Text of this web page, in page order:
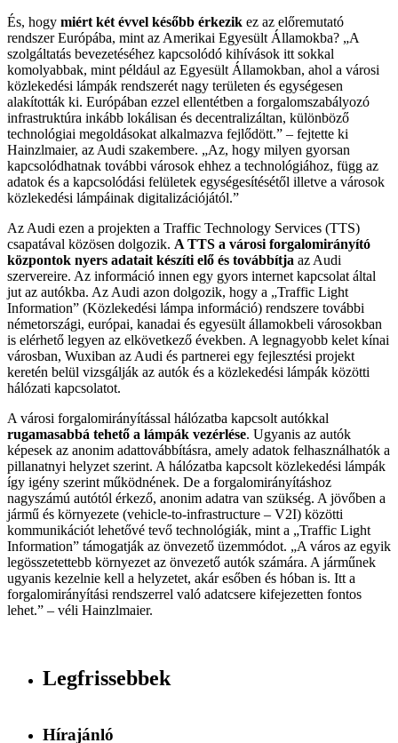
És, hogy miért két évvel később érkezik ez az előremutató
rendszer Európába, mint az Amerikai Egyesült Államokba? „A
szolgáltatás bevezetéséhez kapcsolódó kihívások itt sokkal
komolyabbak, mint például az Egyesült Államokban, ahol a városi
közlekedési lámpák rendszerét nagy területen és egységesen
alakították ki. Európában ezzel ellentétben a forgalomszabályozó
infrastruktúra inkább lokálisan és decentralizáltan, különböző
technológiai megoldásokat alkalmazva fejlődött.” – fejtette ki
Hainzlmaier, az Audi szakembere. „Az, hogy milyen gyorsan
kapcsolódhatnak további városok ehhez a technológiához, függ az
adatok és a kapcsolódási felületek egységesítésétől illetve a városok
közlekedési lámpáinak digitalizációjától.”
Az Audi ezen a projekten a Traffic Technology Services (TTS)
csapatával közösen dolgozik. A TTS a városi forgalomirányító
központok nyers adatait készíti elő és továbbítja az Audi
szervereire. Az információ innen egy gyors internet kapcsolat által
jut az autókba. Az Audi azon dolgozik, hogy a „Traffic Light
Information” (Közlekedési lámpa információ) rendszere további
németországi, európai, kanadai és egyesült államokbeli városokban
is elérhető legyen az elkövetkező években. A legnagyobb kelet kínai
városban, Wuxiban az Audi és partnerei egy fejlesztési projekt
keretén belül vizsgálják az autók és a közlekedési lámpák közötti
hálózati kapcsolatot.
A városi forgalomirányítással hálózatba kapcsolt autókkal
rugamasabbá tehető a lámpák vezérlése. Ugyanis az autók
képesek az anonim adattovábbításra, amely adatok felhasználhatók a
pillanatnyi helyzet szerint. A hálózatba kapcsolt közlekedési lámpák
így igény szerint működnének. De a forgalomirányításhoz
nagyszámú autótól érkező, anonim adatra van szükség. A jövőben a
jármű és környezete (vehicle-to-infrastructure – V2I) közötti
kommunikációt lehetővé tevő technológiák, mint a „Traffic Light
Information” támogatják az önvezető üzemmódot. „A város az egyik
legösszetettebb környezet az önvezető autók számára. A járműnek
ugyanis kezelnie kell a helyzetet, akár esőben és hóban is. Itt a
forgalomirányítási rendszerrel való adatcsere kifejezetten fontos
lehet.” – véli Hainzlmaier.
Legfrissebbek
Hírajánló